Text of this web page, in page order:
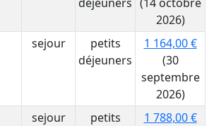
2026)
sejour
petits
déjeuners
1 164,00 €
(30
septembre
2026)
sejour
petits
1 788,00 €